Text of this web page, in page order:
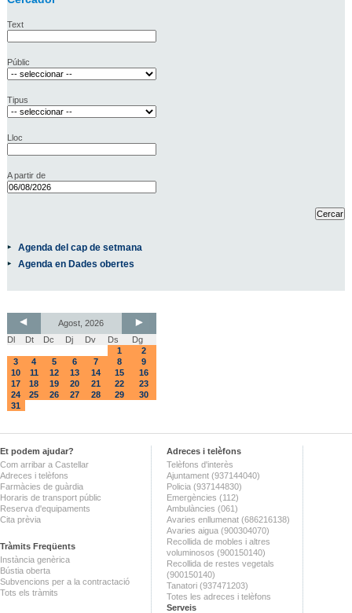
Text
Públic
Tipus
Lloc
A partir de
Agenda del cap de setmana
Agenda en Dades obertes
Agost, 2026
Dl
Dt Dc Dj Dv Ds
Dg
1
2
3
4 5 6 7 8
9
10
11 12 13 14 15
16
17
18 19 20 21 22
23
24
25 26 27 28 29
30
31
Et podem ajudar?
Com arribar a Castellar
Adreces i telèfons
Farmàcies de guàrdia
Horaris de transport públic
Reserva d'equipaments
Cita prèvia
Tràmits Freqüents
Instància genèrica
Bústia oberta
Subvencions per a la contractació
Tots els tràmits
Adreces i telèfons
Telèfons d'interès
Ajuntament (937144040)
Policia (937144830)
Emergències (112)
Ambulàncies (061)
Avaries enllumenat (686216138)
Avaries aigua (900304070)
Recollida de mobles i altres
voluminosos (900150140)
Recollida de restes vegetals
(900150140)
Tanatori (937471203)
Totes les adreces i telèfons
Serveis